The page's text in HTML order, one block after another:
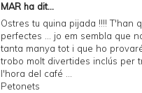
MAR ha dit...
Ostres tu quina pijada !!!! T'han
perfectes ... jo em sembla que
tanta manya tot i que ho
trobo molt divertides inclús per
l'hora del café ...
Petonets